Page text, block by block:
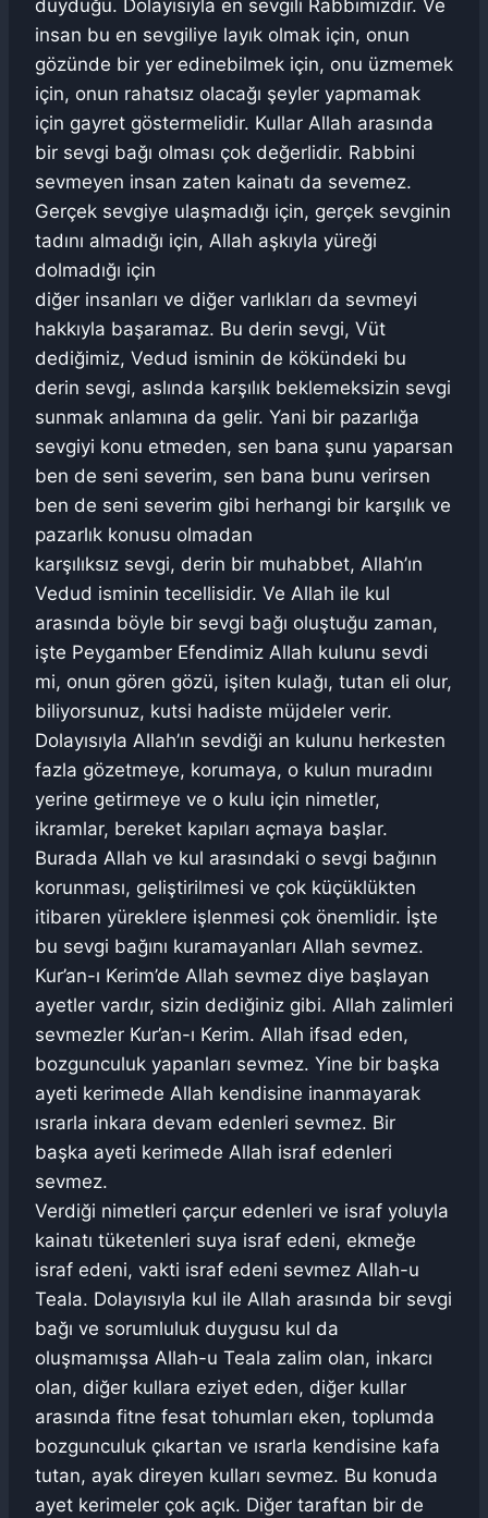
duyduğu. Dolayısıyla en sevgili Rabbimizdir. Ve
insan bu en sevgiliye layık olmak için, onun
gözünde bir yer edinebilmek için, onu üzmemek
için, onun rahatsız olacağı şeyler yapmamak
için gayret göstermelidir. Kullar Allah arasında
bir sevgi bağı olması çok değerlidir. Rabbini
sevmeyen insan zaten kainatı da sevemez.
Gerçek sevgiye ulaşmadığı için, gerçek sevginin
tadını almadığı için, Allah aşkıyla yüreği
dolmadığı için
diğer insanları ve diğer varlıkları da sevmeyi
hakkıyla başaramaz. Bu derin sevgi, Vüt
dediğimiz, Vedud isminin de kökündeki bu
derin sevgi, aslında karşılık beklemeksizin sevgi
sunmak anlamına da gelir. Yani bir pazarlığa
sevgiyi konu etmeden, sen bana şunu yaparsan
ben de seni severim, sen bana bunu verirsen
ben de seni severim gibi herhangi bir karşılık ve
pazarlık konusu olmadan
karşılıksız sevgi, derin bir muhabbet, Allah’ın
Vedud isminin tecellisidir. Ve Allah ile kul
arasında böyle bir sevgi bağı oluştuğu zaman,
işte Peygamber Efendimiz Allah kulunu sevdi
mi, onun gören gözü, işiten kulağı, tutan eli olur,
biliyorsunuz, kutsi hadiste müjdeler verir.
Dolayısıyla Allah’ın sevdiği an kulunu herkesten
fazla gözetmeye, korumaya, o kulun muradını
yerine getirmeye ve o kulu için nimetler,
ikramlar, bereket kapıları açmaya başlar.
Burada Allah ve kul arasındaki o sevgi bağının
korunması, geliştirilmesi ve çok küçüklükten
itibaren yüreklere işlenmesi çok önemlidir. İşte
bu sevgi bağını kuramayanları Allah sevmez.
Kur’an-ı Kerim’de Allah sevmez diye başlayan
ayetler vardır, sizin dediğiniz gibi. Allah zalimleri
sevmezler Kur’an-ı Kerim. Allah ifsad eden,
bozgunculuk yapanları sevmez. Yine bir başka
ayeti kerimede Allah kendisine inanmayarak
ısrarla inkara devam edenleri sevmez. Bir
başka ayeti kerimede Allah israf edenleri
sevmez.
Verdiği nimetleri çarçur edenleri ve israf yoluyla
kainatı tüketenleri suya israf edeni, ekmeğe
israf edeni, vakti israf edeni sevmez Allah-u
Teala. Dolayısıyla kul ile Allah arasında bir sevgi
bağı ve sorumluluk duygusu kul da
oluşmamışsa Allah-u Teala zalim olan, inkarcı
olan, diğer kullara eziyet eden, diğer kullar
arasında fitne fesat tohumları eken, toplumda
bozgunculuk çıkartan ve ısrarla kendisine kafa
tutan, ayak direyen kulları sevmez. Bu konuda
ayet kerimeler çok açık. Diğer taraftan bir de